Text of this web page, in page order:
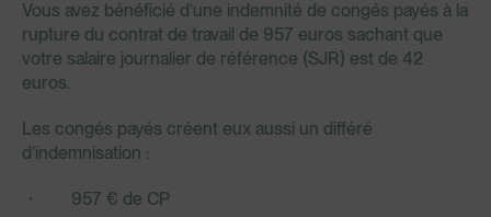
Vous avez bénéficié d’une indemnité de congés payés à la
rupture du contrat de travail de 957 euros sachant que
votre salaire journalier de référence (SJR) est de 42
euros.
Les congés payés créent eux aussi un différé
d’indemnisation :
957 € de CP